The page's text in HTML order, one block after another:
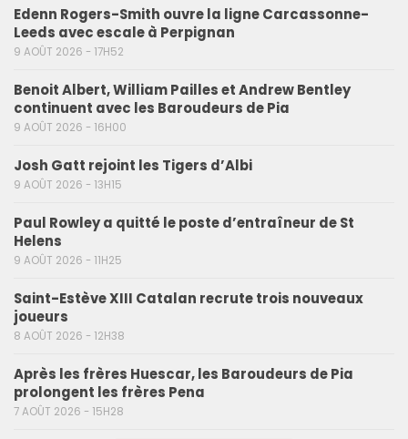
Edenn Rogers-Smith ouvre la ligne Carcassonne-
Leeds avec escale à Perpignan
9 AOÛT 2026 - 17H52
Benoit Albert, William Pailles et Andrew Bentley
continuent avec les Baroudeurs de Pia
9 AOÛT 2026 - 16H00
Josh Gatt rejoint les Tigers d’Albi
9 AOÛT 2026 - 13H15
Paul Rowley a quitté le poste d’entraîneur de St
Helens
9 AOÛT 2026 - 11H25
Saint-Estève XIII Catalan recrute trois nouveaux
joueurs
8 AOÛT 2026 - 12H38
Après les frères Huescar, les Baroudeurs de Pia
prolongent les frères Pena
7 AOÛT 2026 - 15H28